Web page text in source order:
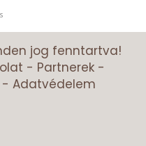
jog fenntartva!
- Partnerek-
- Adatvédelem